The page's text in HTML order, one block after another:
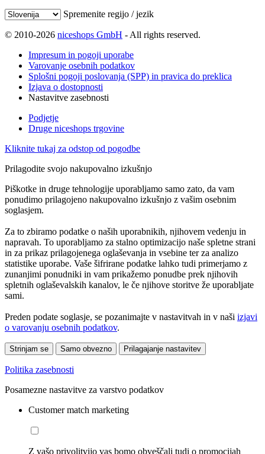
Spremenite regijo / jezik
© 2010-2026 niceshops GmbH - All rights reserved.
Impresum in pogoji uporabe
Varovanje osebnih podatkov
Splošni pogoji poslovanja (SPP) in pravica do preklica
Izjava o dostopnosti
Nastavitve zasebnosti
Podjetje
Druge niceshops trgovine
Kliknite tukaj za odstop od pogodbe
Prilagodite svojo nakupovalno izkušnjo
Piškotke in druge tehnologije uporabljamo samo zato, da vam
ponudimo prilagojeno nakupovalno izkušnjo z vašim osebnim
soglasjem.
Za to zbiramo podatke o naših uporabnikih, njihovem vedenju in
napravah. To uporabljamo za stalno optimizacijo naše spletne strani
in za prikaz prilagojenega oglaševanja in vsebine ter za analizo
statistike uporabe. Vaše šifrirane podatke lahko tudi primerjamo z
zunanjimi ponudniki in vam prikažemo ponudbe prek njihovih
spletnih oglaševalskih kanalov, le če njihove storitve že uporabljate
sami.
Preden podate soglasje, se pozanimajte v nastavitvah in v naši izjavi
o varovanju osebnih podatkov.
Strinjam se Samo obvezno Prilagajanje nastavitev
Politika zasebnosti
Posamezne nastavitve za varstvo podatkov
Customer match marketing
Z vašo privolitvijo vas bomo obveščali tudi o promocijah